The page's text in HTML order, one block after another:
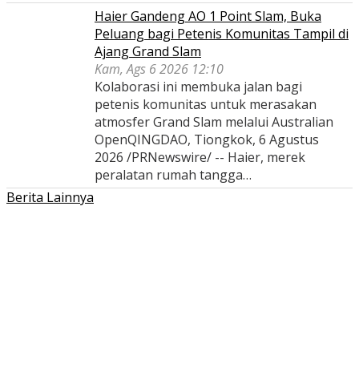
Haier Gandeng AO 1 Point Slam, Buka
Peluang bagi Petenis Komunitas Tampil di
Ajang Grand Slam
Kam, Ags 6 2026 12:10
Kolaborasi ini membuka jalan bagi
petenis komunitas untuk merasakan
atmosfer Grand Slam melalui Australian
OpenQINGDAO, Tiongkok, 6 Agustus
2026 /PRNewswire/ -- Haier, merek
peralatan rumah tangga…
Berita Lainnya